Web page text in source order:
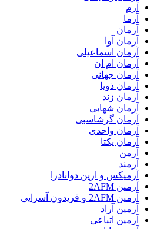
آرم
آرما
آرمان
آرمان آوا
آرمان اسماعیلی
آرمان ام ان
آرمان جهانی
آرمان ذویا
آرمان زند
آرمان شهابی
آرمان گرشاسبی
آرمان واحدی
آرمان یکتا
آرمن
آرمند
آرمیکس و ارین دوانادرا
آرمین 2AFM
آرمین 2AFM و فریدون آسرایی
آرمین آراد
آرمین اتباعی